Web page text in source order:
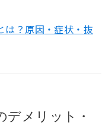
は？原因・症状・抜
デメリット・